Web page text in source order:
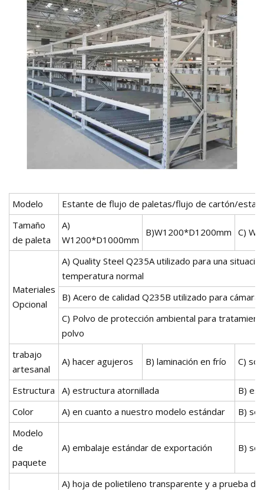
Modelo
Estante de flujo de paletas/flujo de cartón/
Tamaño
de paleta
A)
W1200*D1000mm
B)W1200*D1200mm C)
Materiales
Opcional
A) Quality Steel Q235A utilizado para una
temperatura normal
B) Acero de calidad Q235B utilizado para
C) Polvo de protección ambiental para
polvo
trabajo
artesanal
A) hacer agujeros B) laminación en frío C)
Estructura A) estructura atornillada
B)
Color
A) en cuanto a nuestro modelo estándar
B)
Modelo
de
paquete
A) embalaje estándar de exportación B)
A) hoja de polietileno transparente y a prueba de